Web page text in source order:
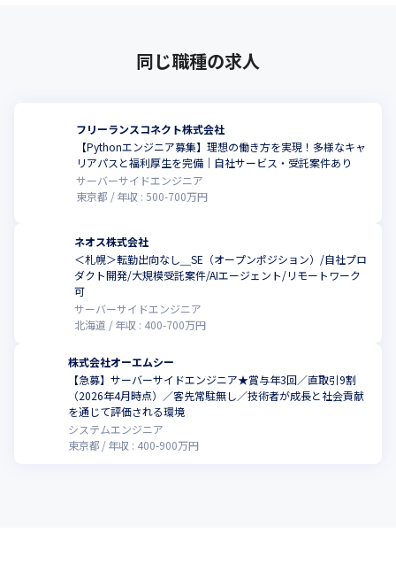
同じ職種の求人
フリーランスコネクト株式会社
【Pythonエンジニア募集】理想の働き方を実現！多様なキャ
リアパスと福利厚生を完備｜自社サービス・受託案件あり
サーバーサイドエンジニア
東京都
年収 :500-700万円
ネオス株式会社
＜札幌＞転勤出向なし＿SE（オープンポジション）/自社プロ
ダクト開発/大規模受託案件/AIエージェント/リモートワーク
可
サーバーサイドエンジニア
北海道
年収 : 400-700万円
株式会社オーエムシー
【急募】サーバーサイドエンジニア★賞与年3回／直取引9割
（2026年4月時点）／客先常駐無し／技術者が成長と社会貢献
を通じて評価される環境
システムエンジニア
東京都
年収 : 400-900万円